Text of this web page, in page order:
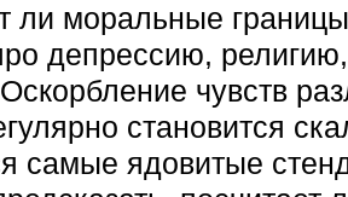
ли моральные
депрессию,
чувств
становится
самые ядовитые